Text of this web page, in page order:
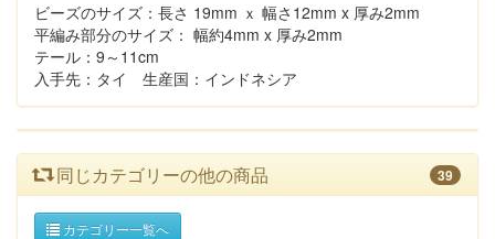
ビーズのサイズ：長さ 19mm ｘ 幅さ12mm x 厚み2mm
平編み部分のサイズ： 幅約4mm x 厚み2mm
テール：9～11cm
入手先：タイ 生産国：インドネシア
同じカテゴリーの他の商品 39
カテゴリー一覧へ